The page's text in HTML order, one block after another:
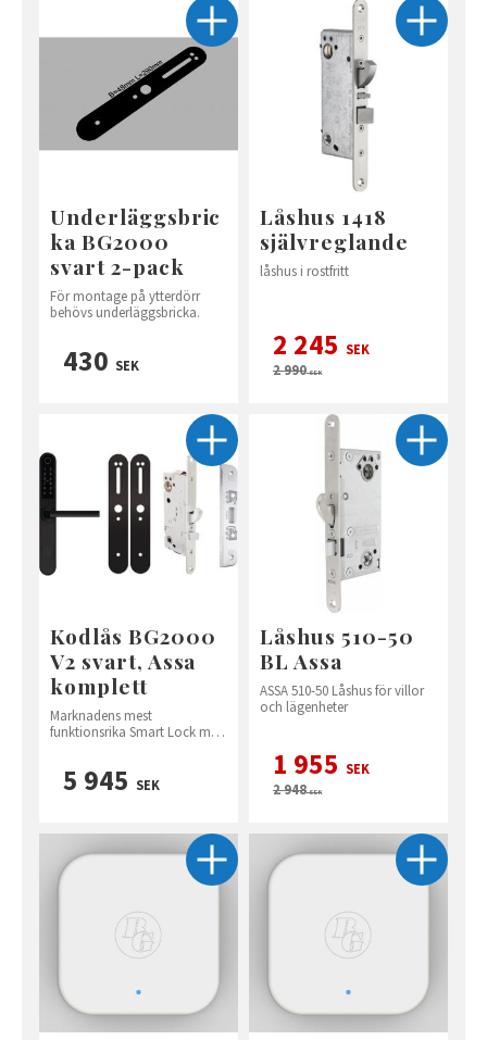
Underläggsbric
ka BG2000
svart 2-pack
För montage på ytterdörr
behövs underläggsbricka.
430 SEK
Låshus 1418
självreglande
låshus i rostfritt
2 245 SEK
2 990SEK
Kodlås BG2000
V2 svart, Assa
komplett
Marknadens mest
funktionsrika Smart Lock med
5 945 SEK
Låshus 510-50
BL Assa
ASSA 510-50 Låshus för villor
och lägenheter
1 955 SEK
2 948SEK